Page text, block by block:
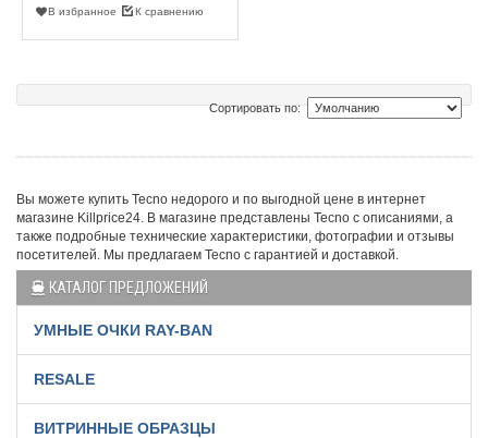
В избранное
К сравнению
Сортировать по:
Вы можете купить Tecno недорого и по выгодной цене в интернет
магазине Killprice24. В магазине представлены Tecno с описаниями, а
также подробные технические характеристики, фотографии и отзывы
посетителей. Мы предлагаем Tecno с гарантией и доставкой.
КАТАЛОГ ПРЕДЛОЖЕНИЙ
УМНЫЕ ОЧКИ RAY-BAN
RESALE
ВИТРИННЫЕ ОБРАЗЦЫ